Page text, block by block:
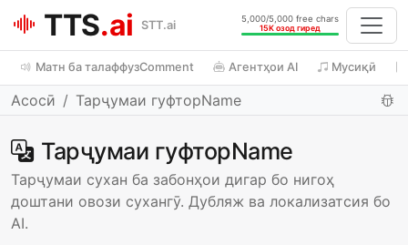
TTS.ai STT.ai
5,000/5,000 free chars
15K озод гиред
Матн ба талаффузComment Агентҳои AI Мусиқӣ
Асосӣ Тарҷумаи гуфторName
Тарҷумаи гуфторName
Тарҷумаи сухан ба забонҳои дигар бо нигоҳ
доштани овози сухангӯ. Дубляж ва локализатсия бо
AI.